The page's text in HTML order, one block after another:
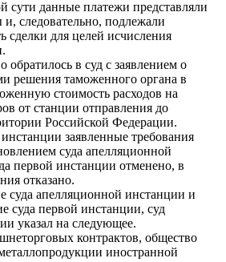
сути данные платежи представляли
и, следовательно, подлежали
сделки для целей исчисления
обратилось в суд с заявлением о
решения таможенного органа в
стоимость расходов на
от станции отправления до
Российской Федерации.
заявленные требования
суда апелляционной
первой инстанции отменено, в
отказано.
суда апелляционной инстанции и
суда первой инстанции, суд
указал на следующее.
контрактов, общество
иностранной